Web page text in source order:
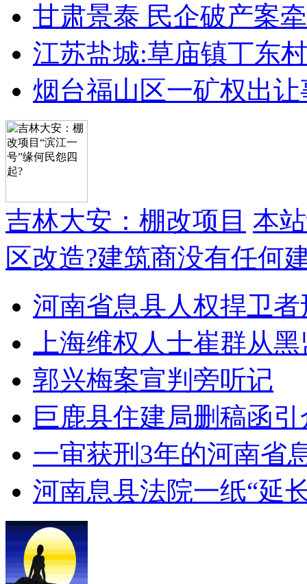
甘肃景泰 民企破产案
江苏盐城:草庙镇丁东
烟台福山区一矿权出
吉林大安：棚改项目 本
区改造?建筑商没有任何
河南省息县人权捍卫
上海维权人士崔群从
郭兴梅案宣判旁听记
巨鹿县住建局删稿函
一审获刑3年的河南省
河南息县法院一纸“延